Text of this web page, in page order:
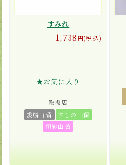
すみれ
1,738円(税込)
★お気に入り
取扱店
銀鱗山留
すしの山留
旬彩山留